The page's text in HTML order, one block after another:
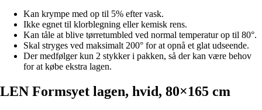
Kan krympe med op til 5% efter vask.
Ikke egnet til klorblegning eller kemisk rens.
Kan tåle at blive tørretumbled ved normal temperatur op til 80°.
Skal stryges ved maksimalt 200° for at opnå et glat udseende.
Der medfølger kun 2 stykker i pakken, så der kan være behov
for at købe ekstra lagen.
LEN Formsyet lagen, hvid, 80×165 cm